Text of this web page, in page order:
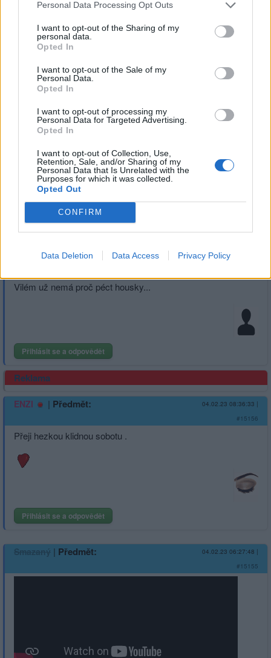
Personal Data Processing Opt Outs
I want to opt-out of the Sharing of my
personal data.
Opted In
I want to opt-out of the Sale of my
Personal Data.
Opted In
I want to opt-out of processing my
Personal Data for Targeted Advertising.
Opted In
I want to opt-out of Collection, Use,
Retention, Sale, and/or Sharing of my
Personal Data that Is Unrelated with the
Purposes for which it was collected.
Opted Out
CONFIRM
Data Deletion Data Access Privacy Policy
Přihlásit se a odpovědět
Reakce na příspěvek
svatí.
Přihlásit se a odpovědět
Vilém už nemá proč péct housky...
Přihlásit se a odpovědět
Reklama
ENZI | Předmět: 04.02.23 08:36:33 |
#15156
Přeji hezkou klidnou sobotu .
Přihlásit se a odpovědět
Smazaný | Předmět: 04.02.23 06:27:48 |
#15155